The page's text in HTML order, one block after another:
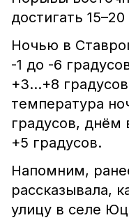
достигать
Ночью в
-1 до -6
+3…+8
температура
градусов, днём
+5 градусов.
Напомним,
рассказывала,
улицу в селе